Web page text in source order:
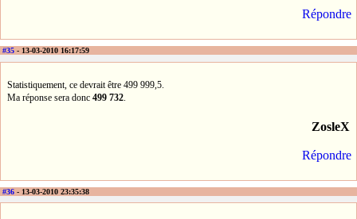
Répondre
#35 - 13-03-2010 16:17:59
Statistiquement, ce devrait être 499 999,5.
Ma réponse sera donc 499 732
ZosleX
Répondre
#36 - 13-03-2010 23:35:38